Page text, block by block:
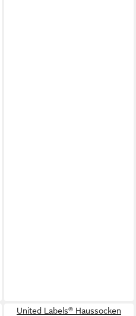
United Labels® Haussocken